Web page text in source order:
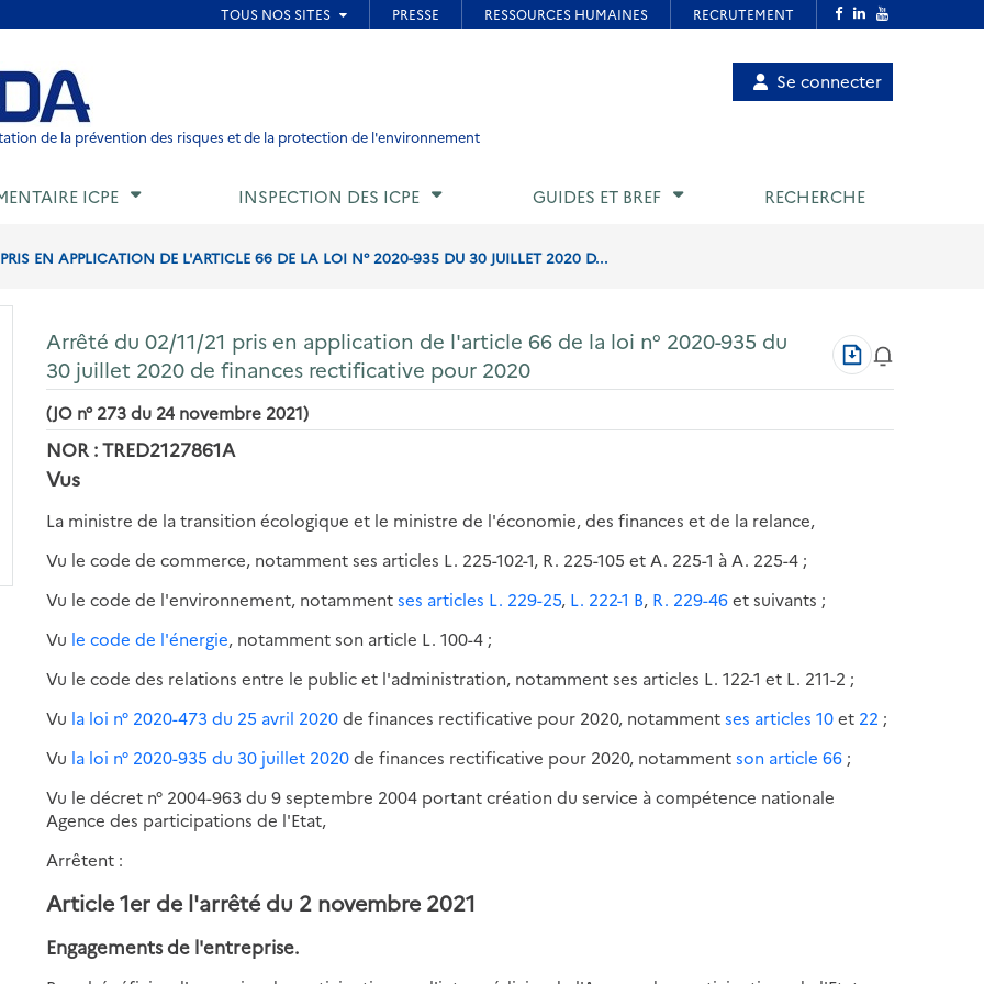
de page
de la prévention des risques et de la protection de l'environnement
Menu
utilisateur
Se connecter
ICPE INSPECTION DES ICPE GUIDES ET BREF RECHERCHE
EN APPLICATION DE L'ARTICLE 66 DE LA LOI N° 2020-935 DU 30 JUILLET 2020 D...
Arrêté du 02/11/21 pris en application de l'article 66 de la loi n° 2020-935 du
30 juillet 2020 de finances rectificative pour 2020
Télécharger
au
format
(JO n° 273 du 24 novembre 2021)
NOR : TRED2127861A
Vus
La ministre de la transition écologique et le ministre de l'économie, des finances et de la relance,
Vu le code de commerce, notamment ses articles L. 225-102-1, R. 225-105 et A. 225-1 à A. 225-4 ;
Vu le code de l'environnement, notammentses articles L. 229-25, L. 222-1 B, R. 229-46et suivants ;
Vu le code de l'énergie, notamment son article L. 100-4 ;
Vu le code des relations entre le public et l'administration, notamment ses articles L. 122-1 et L. 211-2 ;
Vu la loi n° 2020-473 du 25 avril 2020de finances rectificative pour 2020, notammentses articles 10et 22 ;
Vu la loi n° 2020-935 du 30 juillet 2020de finances rectificative pour 2020, notammentson article 66 ;
Vu le décret n° 2004-963 du 9 septembre 2004 portant création du service à compétence nationale
Agence des participations de l'Etat,
Arrêtent :
Article 1er de l'arrêté du 2 novembre 2021
Engagements de l'entreprise.